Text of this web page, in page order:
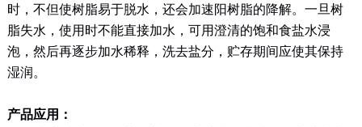
时，不但使树脂易于脱水，还会加速阳树脂的降解。一旦树
脂失水，使用时不能直接加水，可用澄清的饱和食盐水浸
泡，然后再逐步加水稀释，洗去盐分，贮存期间应使其保持
湿润。
产品应用：